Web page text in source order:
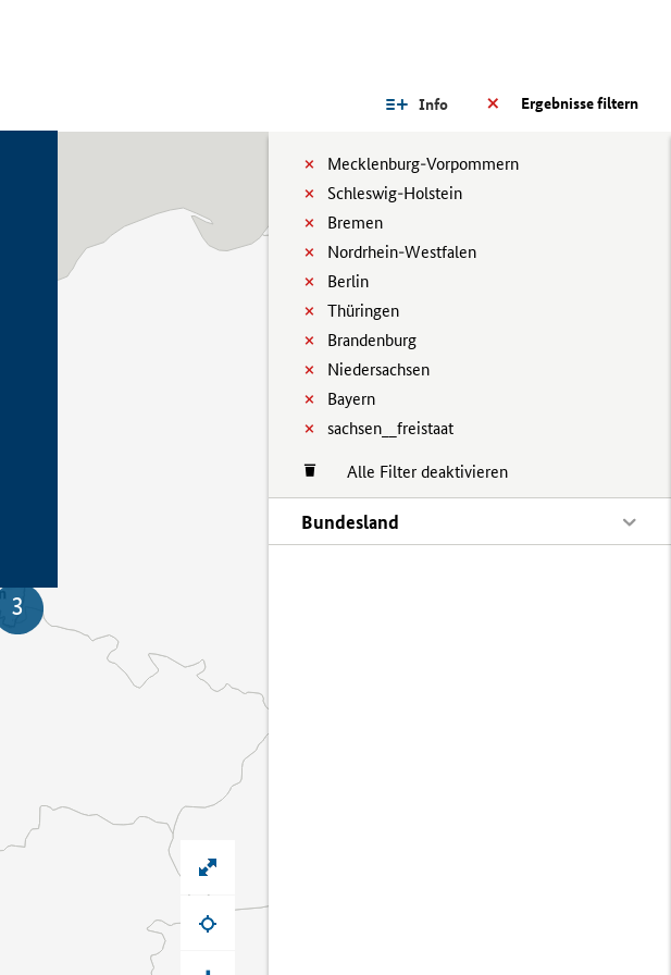
Ergebnisse filtern
Info
Mecklenburg-Vorpommern
Schleswig-Holstein
Bremen
Nordrhein-Westfalen
Berlin
Thüringen
Brandenburg
Niedersachsen
Bayern
sachsen__freistaat
Alle Filter deaktivieren
Bundesland